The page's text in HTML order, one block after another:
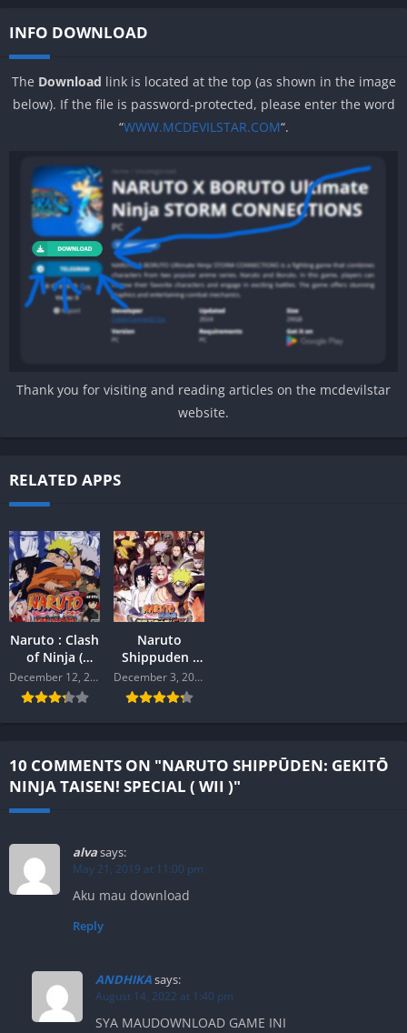
INFO DOWNLOAD
The Download link is located at the top (as shown in the image
below). If the file is password-protected, please enter the word
“WWW.MCDEVILSTAR.COM“.
Thank you for visiting and reading articles on the mcdevilstar
website.
RELATED APPS
Naruto : Clash
of Ninja (
Gamecube )December 12, 2019
Naruto
Shippuden :
Gekitou Ninja
Taisen EX 2 (
WII )
December 3, 2019
10 COMMENTS ON "NARUTO SHIPPŪDEN: GEKITŌ
NINJA TAISEN! SPECIAL ( WII )"
alvasays:
May 21, 2019 at 11:00 pm
Aku mau download
Reply
ANDHIKAsays:
August 14, 2022 at 1:40 pm
SYA MAUDOWNLOAD GAME INI